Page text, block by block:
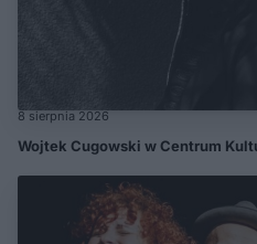
8 sierpnia 2026
Wojtek Cugowski w Centrum